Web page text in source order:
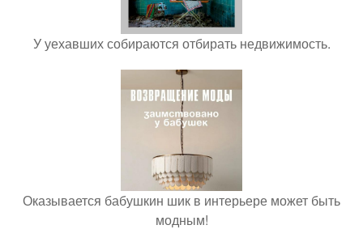
У уехавших собираются отбирать недвижимость.
Оказывается бабушкин шик в интерьере может быть
модным!